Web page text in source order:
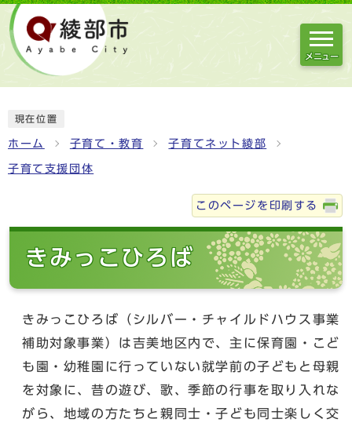
メニュー
現在位置
ホーム 子育て・教育 子育てネット綾部
子育て支援団体
このページを印刷する
きみっこひろば
きみっこひろば（シルバー・チャイルドハウス事業
補助対象事業）は吉美地区内で、主に保育園・こど
も園・幼稚園に行っていない就学前の子どもと母親
を対象に、昔の遊び、歌、季節の行事を取り入れな
がら、地域の方たちと親同士・子ども同士楽しく交